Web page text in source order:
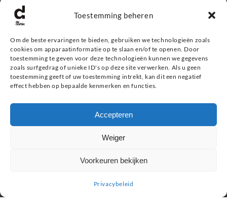
Toestemming beheren
Om de beste ervaringen te bieden, gebruiken we technologieën zoals
cookies om apparaatinformatie op te slaan en/of te openen. Door
toestemming te geven voor deze technologieën kunnen we gegevens
zoals surfgedrag of unieke ID's op deze site verwerken. Als u geen
toestemming geeft of uw toestemming intrekt, kan dit een negatief
effect hebben op bepaalde kenmerken en functies.
Accepteren
Weiger
Voorkeuren bekijken
Privacybeleid
Mr. Bear Family
Apothecary 87
Kevin.Murphy Men
Eleven Man
Giftshop
Retourneren, ruilen & garantie